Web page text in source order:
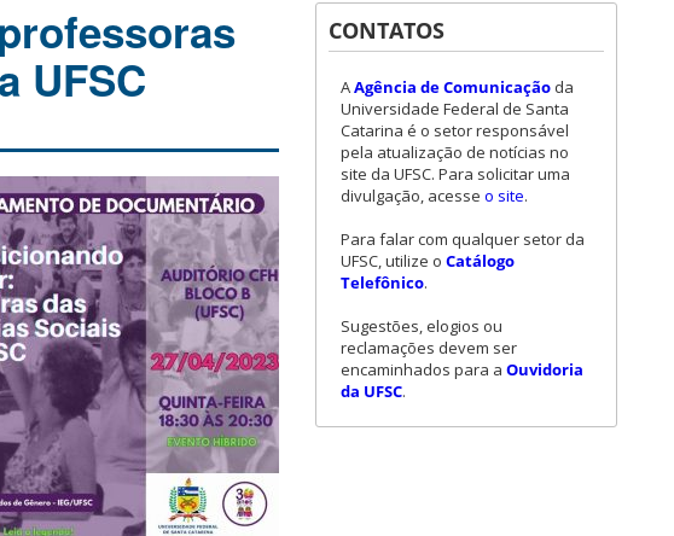
UFSC
CONTATOS
AAgência de Comunicação da
Universidade Federal de Santa
Catarina é o setor responsável
pela atualização de notícias no
site da UFSC. Para solicitar uma
divulgação, acesse o site.
Para falar com qualquer setor da
UFSC, utilize o Catálogo
Telefônico.
Sugestões, elogios ou
reclamações devem ser
encaminhados para a Ouvidoria
da UFSC.